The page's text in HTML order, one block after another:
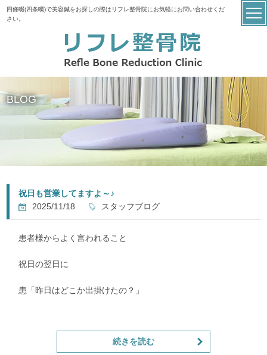
四條畷(四条畷)で美容鍼をお探しの際はリフレ整骨院にお気軽にお問い合わせくだ
さい。
BLOG
祝日も営業してますよ～♪
2025/11/18
スタッフブログ
患者様からよく言われること
祝日の翌日に
患「昨日はどこか出掛けたの？」
患「昨日祝日で休みやんね？」
続きを読む